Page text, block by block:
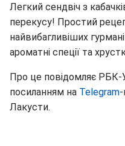
Легкий сендвіч з
перекусу! Простий
найвибагливіших
ароматні спеції та
Про це повідомляє РБК-
посиланням на Telegram-
Лакусти.